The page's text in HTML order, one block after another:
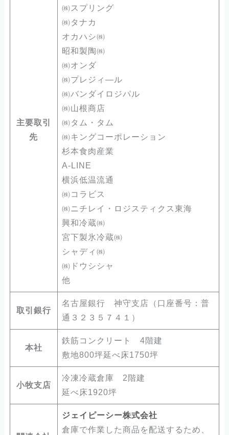
主要取引
先
㈱スプリング
㈱タナカ
オカハシ㈱
昭和製陶㈱
㈱オンダ
㈱プレジィ―ル
㈱バンダイロジパル
㈱山根商店
㈱タム・タム
㈱キングコーポレーション
杉本食肉産業
A-LINE
横浜低温流通
㈱コラビス
㈱ニチレイ・ロジスティクス東海
興和冷蔵㈱
宮下製氷冷蔵㈱
シャディ㈱
㈱ドウシシャ
他
取引銀行
名古屋銀行 神守支店（口座番号：普
通３２３５７４１）
本社
鉄筋コンクリート 4階建
敷地800坪延べ床1750坪
小牧支店
冷凍冷蔵倉庫 2階建
延べ床1920坪
ジェイピーシー株式会社
倉庫で作業した商品を配送するため、